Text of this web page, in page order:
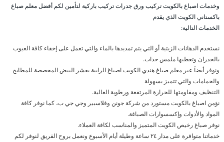
وخدمات اصباغ بالكويت تركيب ورق جدرات تركيب باركية لتأمين لكم أفضل معلم صباغ
باكستاني الكويت الذي يقدم
الخدمات التالية:
نستخدم الدهانات الزيتية أو التي يتم تمديدها بالماء والتي تعمل على إخفاء كافة العيوب
بالجدران وتعطيها ملمس جذاب.
ونوفر أيضاً عبر معلم صباغ هندي الكويت اصباغ الرابية بقشر البيض المخصصة للمطابخ
والحمامات والتي تتميز بسهولة
التنظيف ومقاومتها للحرارة المرتفعة ورطوبة العالية.
نؤمن اصباغ بالكويت مستورد من شركة جونن وفلاسبير وجي جي ب، كما نوفر كافة
المواد والأدوات وإكسسوارات الصباغة.
نوفر صباغ رخيص الكويت المتميز والمناسب لكافة العملاء.
خدماتنا متوافرة على مدار ٢٤ ساعة وطيلة أيام الأسبوع ونعمل بروح الفريق لنوفر لكم